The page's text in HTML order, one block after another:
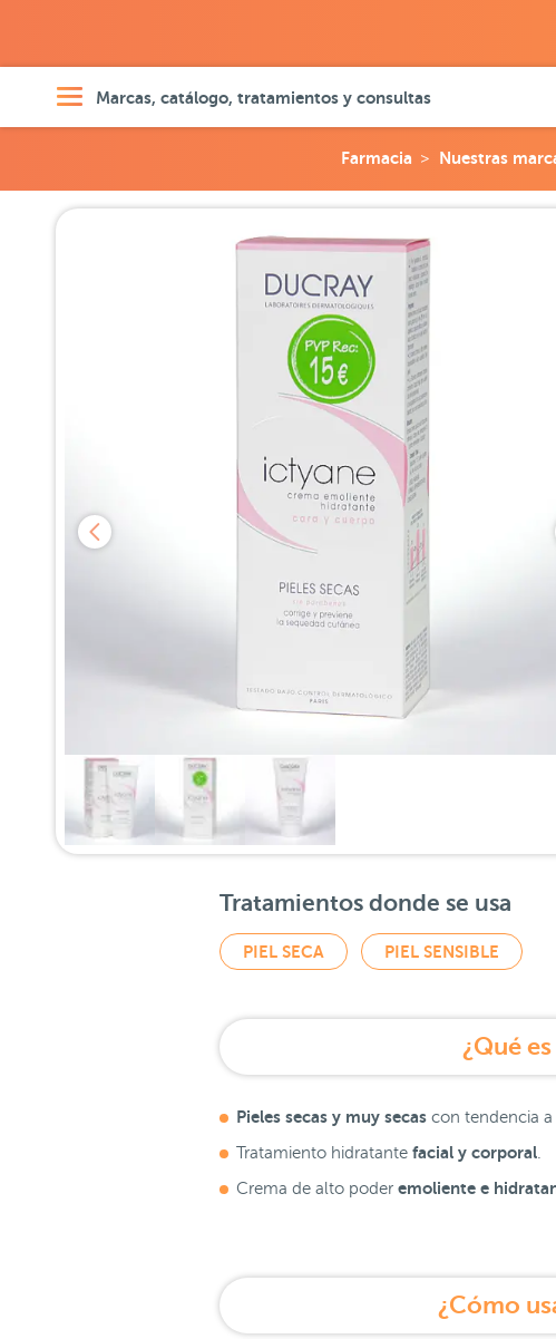
Marcas, catálogo, tratamientos y consultas
Farmacia Nuestras
Tratamientos donde se usa
PIEL SECA PIEL SENSIBLE
¿Qué
Pieles secas y muy secas con tendencia a
Tratamiento hidratante facial y corporal
Crema de alto poder emoliente e
¿Cómo